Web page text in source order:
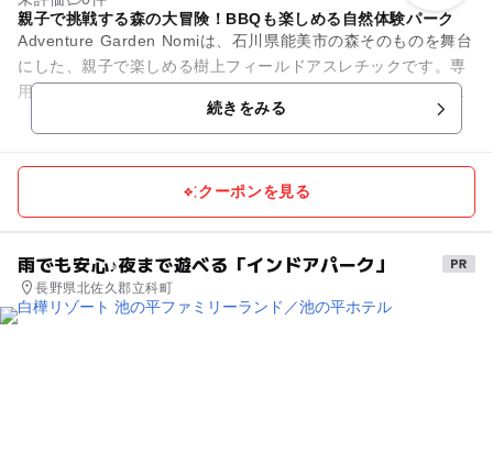
親子で挑戦する森の大冒険！BBQも楽しめる自然体験パーク
Adventure Garden Nomiは、石川県能美市の森そのものを舞台
にした、親子で楽しめる樹上フィールドアスレチックです。専
用のハーネスを付けて木の上を渡ったり、ネットや丸太を進ん
続きをみる
クーポンを見る
雨でも安心♪夜まで遊べる「インドアパーク」
長野県北佐久郡立科町